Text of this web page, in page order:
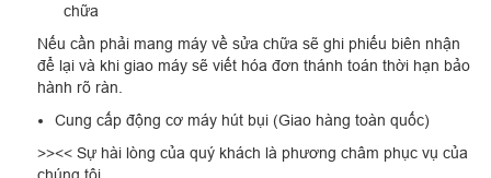
chữa
Nếu cần phải mang máy về sửa chữa sẽ ghi phiếu biên nhận
để lại và khi giao máy sẽ viết hóa đơn thánh toán thời hạn bảo
hành rõ ràn.
Cung cấp động cơ máy hút bụi (Giao hàng toàn quốc)
>><< Sự hài lòng của quý khách là phương châm phục vụ của